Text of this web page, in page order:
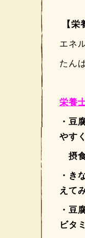
【
エネ
たん
栄養
・豆
やす
摂
・き
えて
・豆
ビタ